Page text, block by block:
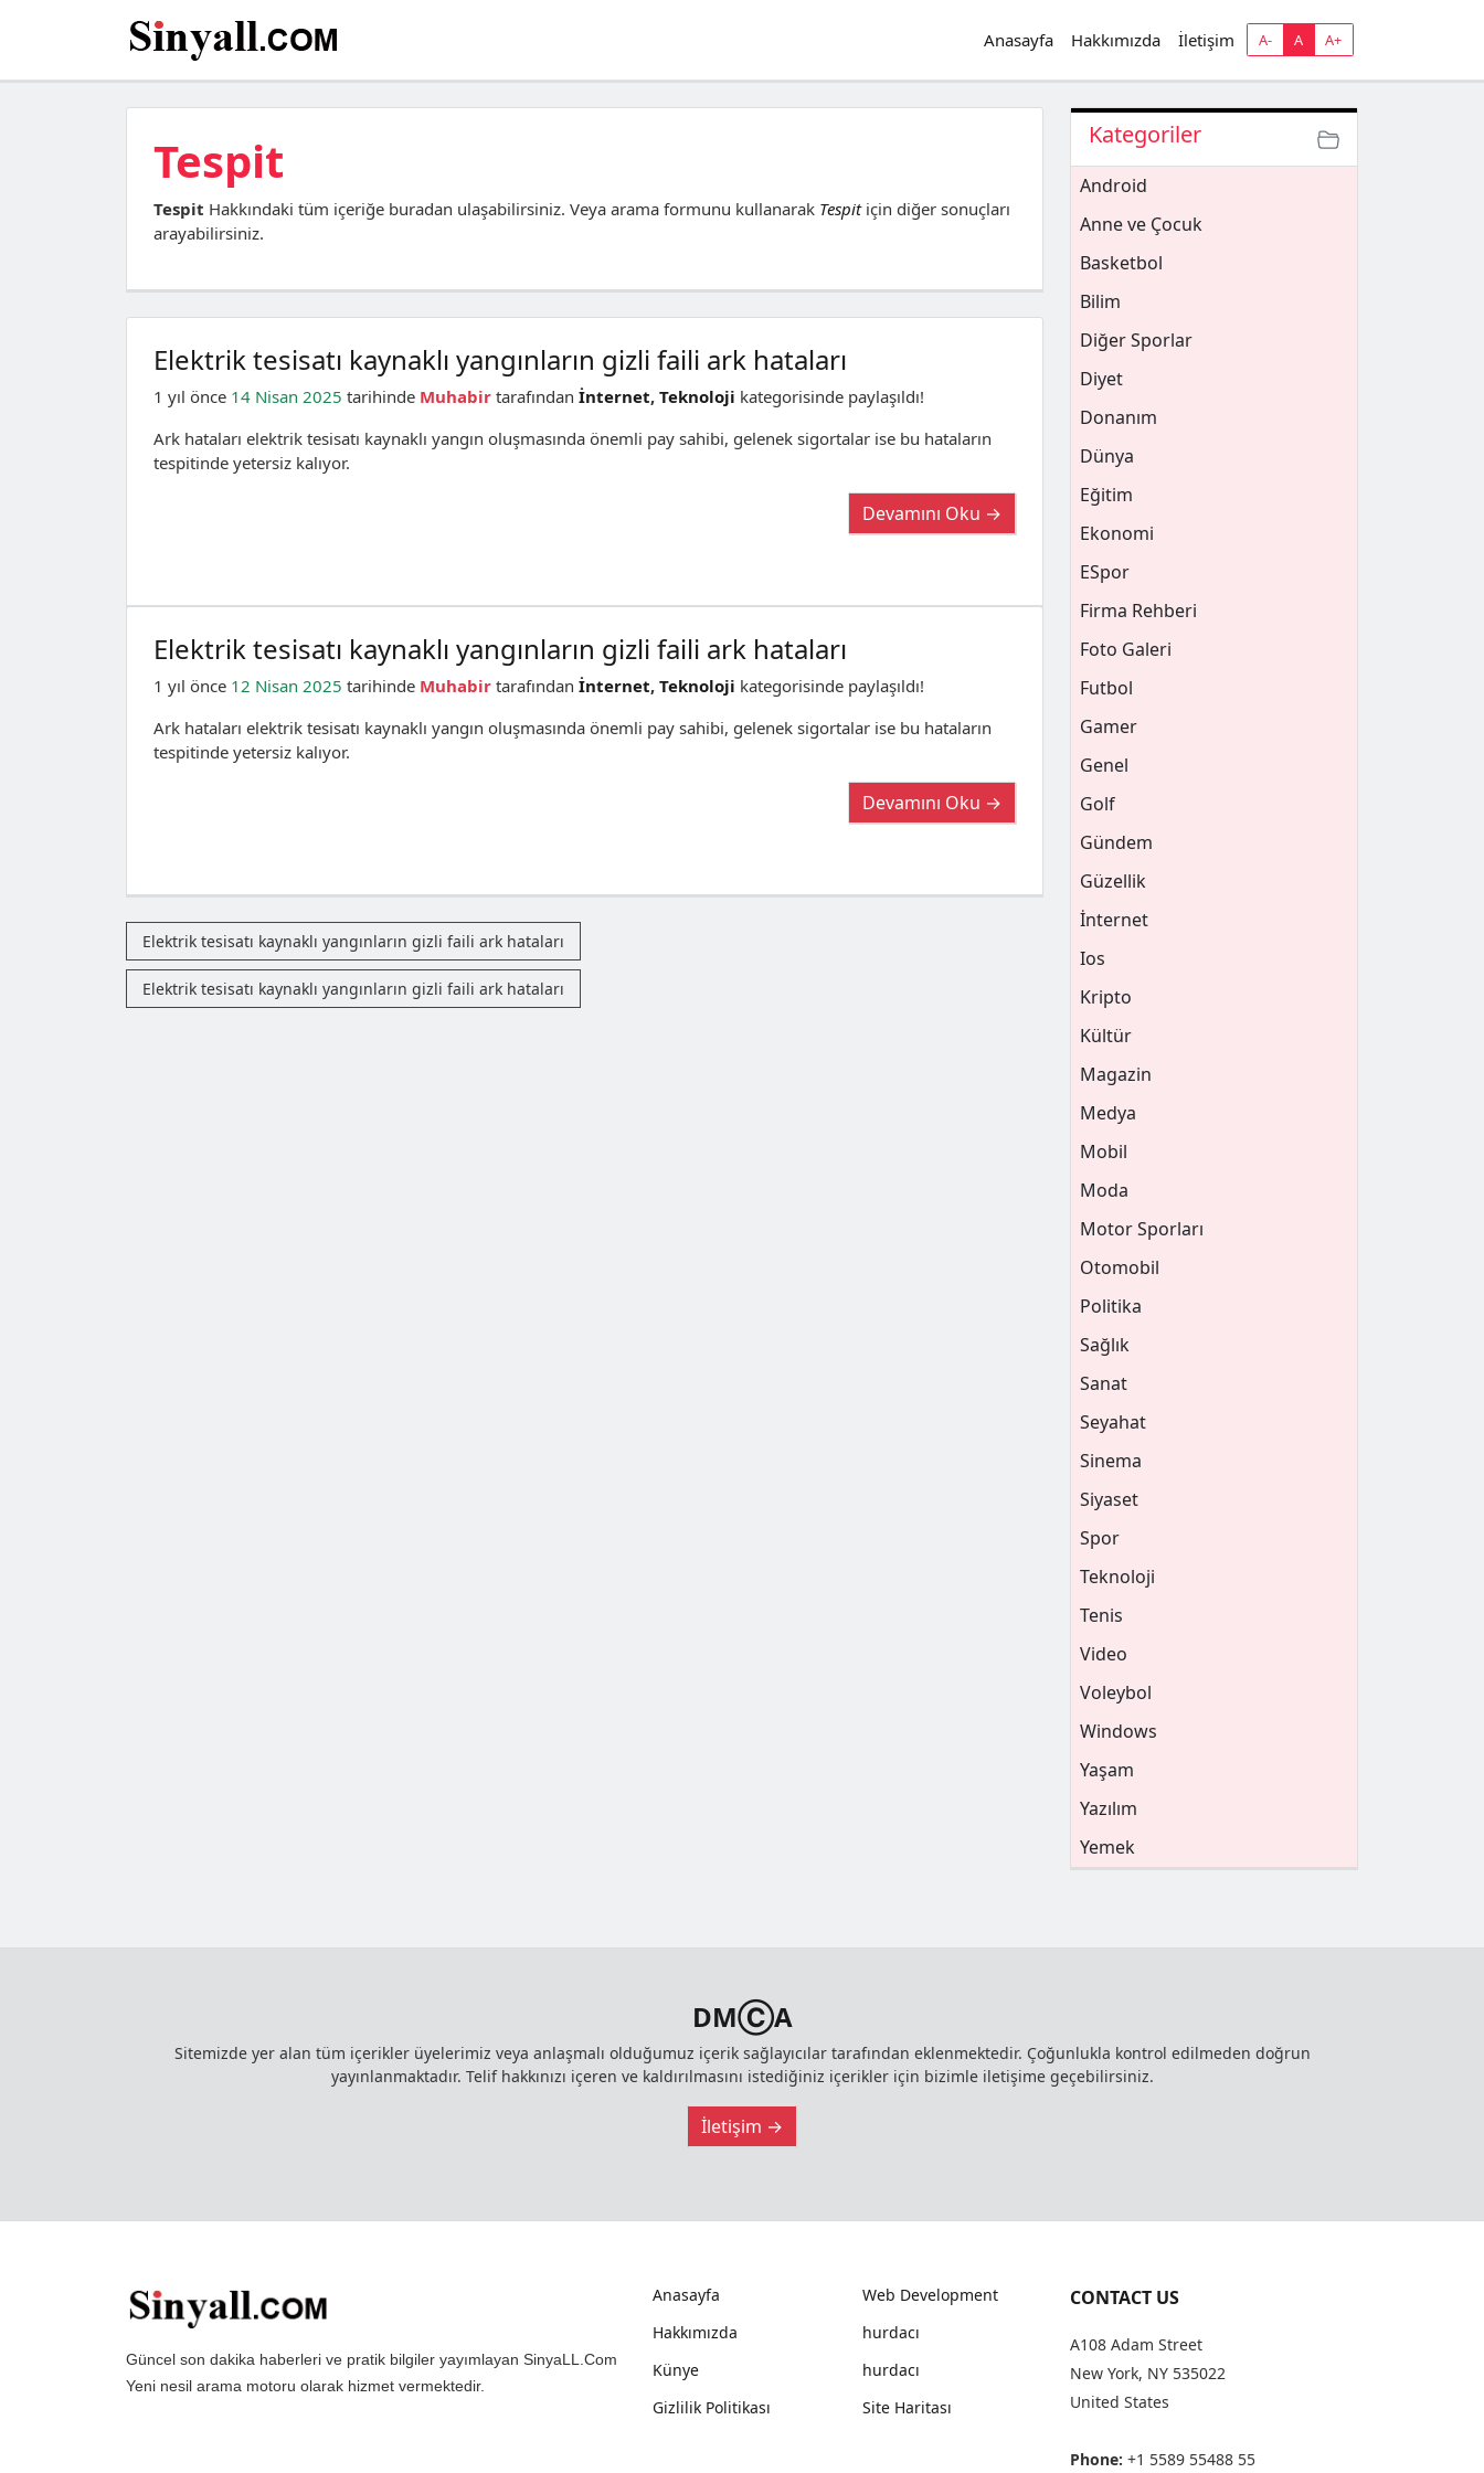
Anasayfa Hakkımızda İletişim A- A A+
Tespit
Tespit Hakkındaki tüm içeriğe buradan ulaşabilirsiniz. Veya arama formunu kullanarak Tespitiçin diğer sonuçları
arayabilirsiniz.
Elektrik tesisatı kaynaklı yangınların gizli faili ark hataları
1 yıl önce 14 Nisan 2025 tarihinde Muhabir tarafından İnternet, Teknoloji kategorisinde paylaşıldı!
Ark hataları elektrik tesisatı kaynaklı yangın oluşmasında önemli pay sahibi, gelenek sigortalar ise bu hataların
tespitinde yetersiz kalıyor.
Devamını Oku →
Elektrik tesisatı kaynaklı yangınların gizli faili ark hataları
1 yıl önce 12 Nisan 2025 tarihinde Muhabir tarafından İnternet, Teknoloji kategorisinde paylaşıldı!
Ark hataları elektrik tesisatı kaynaklı yangın oluşmasında önemli pay sahibi, gelenek sigortalar ise bu hataların
tespitinde yetersiz kalıyor.
Devamını Oku →
Elektrik tesisatı kaynaklı yangınların gizli faili ark hataları
Elektrik tesisatı kaynaklı yangınların gizli faili ark hataları
Kategoriler
Android
Anne ve Çocuk
Basketbol
Bilim
Diğer Sporlar
Diyet
Donanım
Dünya
Eğitim
Ekonomi
ESpor
Firma Rehberi
Foto Galeri
Futbol
Gamer
Genel
Golf
Gündem
Güzellik
İnternet
Ios
Kripto
Kültür
Magazin
Medya
Mobil
Moda
Motor Sporları
Otomobil
Politika
Sağlık
Sanat
Seyahat
Sinema
Siyaset
Spor
Teknoloji
Tenis
Video
Voleybol
Windows
Yaşam
Yazılım
Yemek
DMⒸA
Sitemizde yer alan tüm içerikler üyelerimiz veya anlaşmalı olduğumuz içerik sağlayıcılar tarafından eklenmektedir. Çoğunlukla kontrol edilmeden doğrun
yayınlanmaktadır. Telif hakkınızı içeren ve kaldırılmasını istediğiniz içerikler için bizimle iletişime geçebilirsiniz.
İletişim →
Güncel son dakika haberleri ve pratik bilgiler yayımlayan SinyaLL.Com
Yeni nesil arama motoru olarak hizmet vermektedir.
Anasayfa
Hakkımızda
Künye
Gizlilik Politikası
Web Development
hurdacı
hurdacı
Site Haritası
CONTACT US
A108 Adam Street
New York, NY 535022
United States
Phone: +1 5589 55488 55